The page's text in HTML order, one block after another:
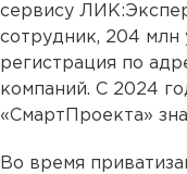
сервису
сотрудник, 204 млн
регистрация по
компаний. С 2024
«СмартПроекта»
Во время